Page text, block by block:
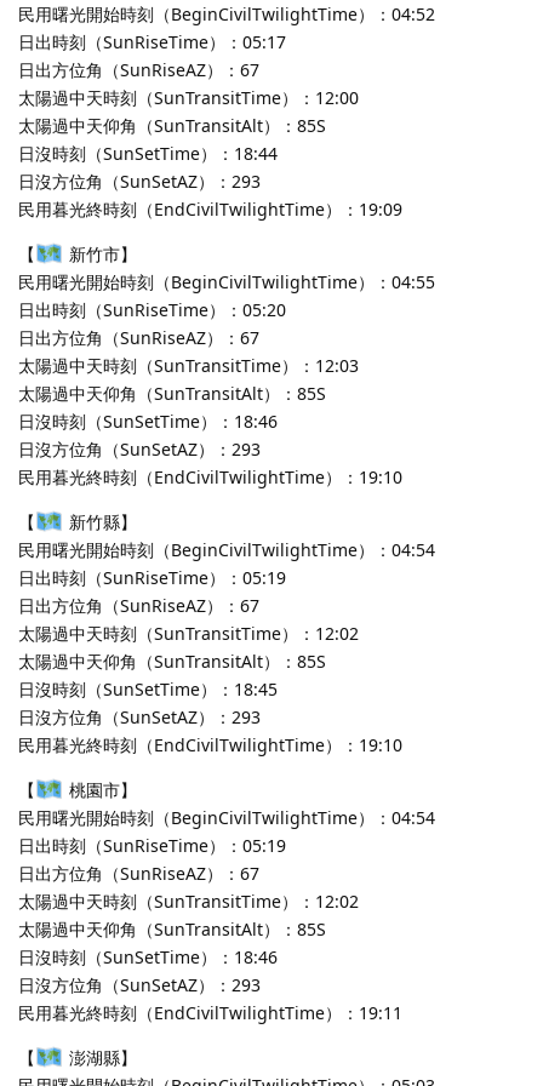
民用曙光開始時刻（BeginCivilTwilightTime）：04:52
日出時刻（SunRiseTime）：05:17
日出方位角（SunRiseAZ）：67
太陽過中天時刻（SunTransitTime）：12:00
太陽過中天仰角（SunTransitAlt）：85S
日沒時刻（SunSetTime）：18:44
日沒方位角（SunSetAZ）：293
民用暮光終時刻（EndCivilTwilightTime）：19:09
【
新竹市】
民用曙光開始時刻（BeginCivilTwilightTime）：04:55
日出時刻（SunRiseTime）：05:20
日出方位角（SunRiseAZ）：67
太陽過中天時刻（SunTransitTime）：12:03
太陽過中天仰角（SunTransitAlt）：85S
日沒時刻（SunSetTime）：18:46
日沒方位角（SunSetAZ）：293
民用暮光終時刻（EndCivilTwilightTime）：19:10
【
新竹縣】
民用曙光開始時刻（BeginCivilTwilightTime）：04:54
日出時刻（SunRiseTime）：05:19
日出方位角（SunRiseAZ）：67
太陽過中天時刻（SunTransitTime）：12:02
太陽過中天仰角（SunTransitAlt）：85S
日沒時刻（SunSetTime）：18:45
日沒方位角（SunSetAZ）：293
民用暮光終時刻（EndCivilTwilightTime）：19:10
【
桃園市】
民用曙光開始時刻（BeginCivilTwilightTime）：04:54
日出時刻（SunRiseTime）：05:19
日出方位角（SunRiseAZ）：67
太陽過中天時刻（SunTransitTime）：12:02
太陽過中天仰角（SunTransitAlt）：85S
日沒時刻（SunSetTime）：18:46
日沒方位角（SunSetAZ）：293
民用暮光終時刻（EndCivilTwilightTime）：19:11
【
澎湖縣】